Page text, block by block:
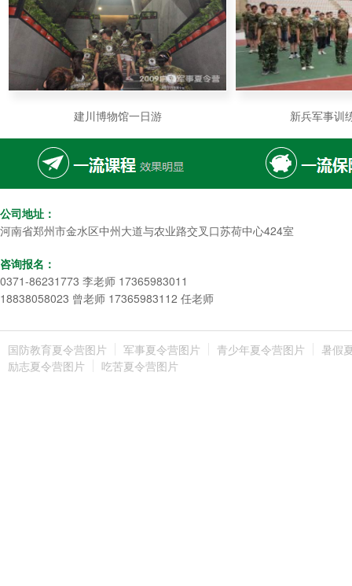
建川博物馆一日游 新兵军事训
公司地址：
河南省郑州市金水区中州大道与农业路交叉口苏荷中心424室
咨询报名：
0371-86231773 李老师 17365983011
18838058023 曾老师 17365983112 任老师
国防教育夏令营图片 军事夏令营图片 青少年夏令营图片
暑假
励志夏令营图片
吃苦夏令营图片